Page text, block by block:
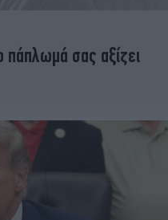
σας αξίζει